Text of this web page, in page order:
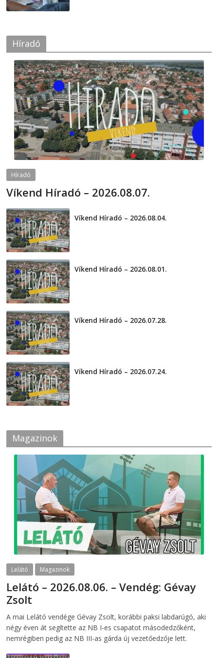
Híradó
Híradó
Víkend Híradó – 2026.08.07.
Víkend Híradó – 2026.08.04.
Víkend Híradó – 2026.08.01.
Víkend Híradó – 2026.07.28.
Víkend Híradó – 2026.07.24.
Magazinok
Lelátó Magazinok
Lelátó – 2026.08.06. – Vendég: Gévay
Zsolt
A mai Lelátó vendége Gévay Zsolt, korábbi paksi labdarúgó, aki
négy éven át segítette az NB I-es csapatot másodedzőként,
nemrégiben pedig az NB III-as gárda új vezetőedzője lett.